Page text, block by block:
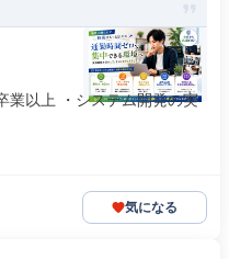
業以上 ・システム開発の実
気になる